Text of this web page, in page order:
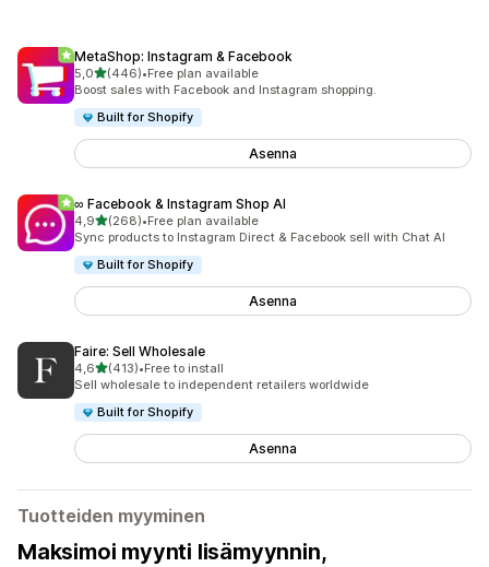
MetaShop: Instagram & Facebook
5,0/ 5 tähteä
(446)
446 arvostelua yhteensä
•Free plan available
Boost sales with Facebook and Instagram shopping.
Built for Shopify
Asenna
∞ Facebook & Instagram Shop AI
4,9/ 5 tähteä
(268)
268 arvostelua yhteensä
•Free plan available
Sync products to Instagram Direct & Facebook sell with Chat AI
Built for Shopify
Asenna
Faire: Sell Wholesale
4,6/ 5 tähteä
(413)
413 arvostelua yhteensä
•Free to install
Sell wholesale to independent retailers worldwide
Built for Shopify
Asenna
Tuotteiden myyminen
Maksimoi myynti lisämyynnin,